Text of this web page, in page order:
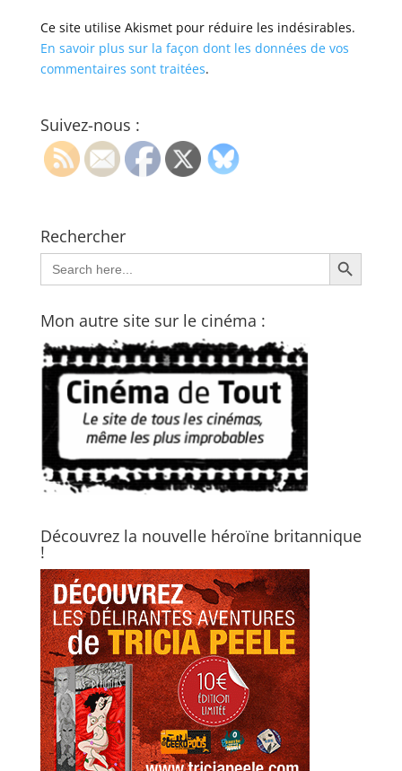
Ce site utilise Akismet pour réduire les indésirables.
En savoir plus sur la façon dont les données de vos
commentaires sont traitées.
Suivez-nous :
Rechercher
Search
for:
Search Button
Mon autre site sur le cinéma :
Découvrez la nouvelle héroïne britannique
!